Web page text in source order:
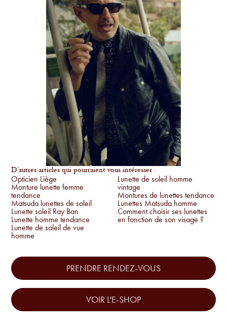
D’autres articles qui pourraient vous intéresser :
Opticien Liège
Monture lunette femme
tendance
Matsuda lunettes de soleil
Lunette soleil Ray Ban
Lunette homme tendance
Lunette de soleil de vue
homme
Lunette de soleil homme
vintage
Montures de lunettes tendance
Lunettes Matsuda homme
Comment choisir ses lunettes
en fonction de son visage ?
PRENDRE RENDEZ-VOUS
VOIR L'E-SHOP